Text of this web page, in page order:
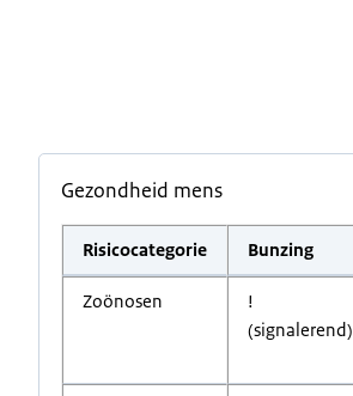
Gezondheid mens
Risicocategorie Bunzing
Zoönosen
!
(signalerend)